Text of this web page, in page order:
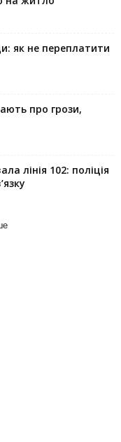
як не переплатити
про грози,
лінія 102: поліція